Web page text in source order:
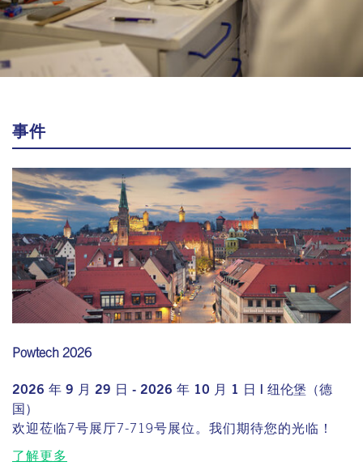
事件
Powtech 2026
2026 年 9 月 29 日 - 2026 年 10 月 1 日 | 纽伦堡（德
国）
欢迎莅临7号展厅7-719号展位。我们期待您的光临！
了解更多